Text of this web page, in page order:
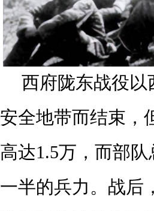
西府陇东战役以
安全地带而结束，
高达1.5万，而部
一半的兵力。战后